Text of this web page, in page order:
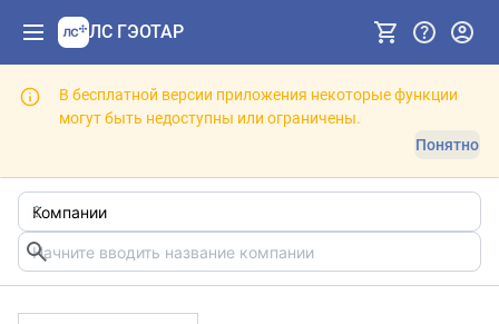
ЛС ГЭОТАР
В бесплатной версии приложения некоторые функции
могут быть недоступны или ограничены.
Понятно